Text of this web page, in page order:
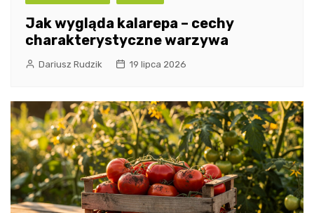
Jak wygląda kalarepa – cechy
charakterystyczne warzywa
Dariusz Rudzik 19 lipca 2026